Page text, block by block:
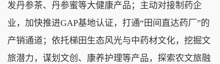
发丹参茶、丹参蜜等大健康产品；主动对接制药企
业，加快推进GAP基地认证，打通“田间直达药厂”的
产销通道；依托梯田生态风光与中药材文化，挖掘文
旅潜力，谋划文创、康养护理等产品，探索农文旅融